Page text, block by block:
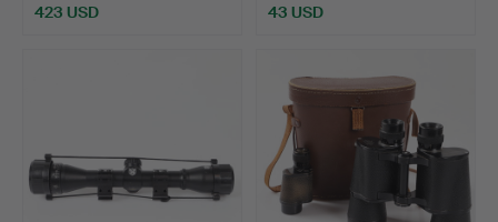
423 USD 43 USD